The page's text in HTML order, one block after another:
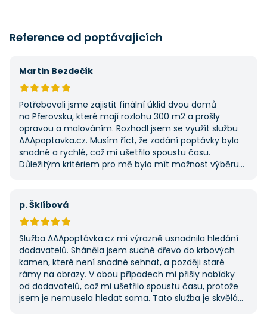
Reference od poptávajících
Martin Bezdečík
Potřebovali jsme zajistit finální úklid dvou domů
na Přerovsku, které mají rozlohu 300 m2 a prošly
opravou a malováním. Rozhodl jsem se využít službu
AAApoptavka.cz. Musím říct, že zadání poptávky bylo
snadné a rychlé, což mi ušetřilo spoustu času.
Důležitým kritériem pro mě bylo mít možnost výběru
první, ale se službou jsem byl spokojený, protože mi
umožnila najít rychlé řešení. Vše proběhlo v pořádku
a příště jejich službu využiji znovu.
p. Šklíbová
Služba AAApoptávka.cz mi výrazně usnadnila hledání
dodavatelů. Sháněla jsem suché dřevo do krbových
kamen, které není snadné sehnat, a později staré
rámy na obrazy. V obou případech mi přišly nabídky
od dodavatelů, což mi ušetřilo spoustu času, protože
jsem je nemusela hledat sama. Tato služba je skvělá